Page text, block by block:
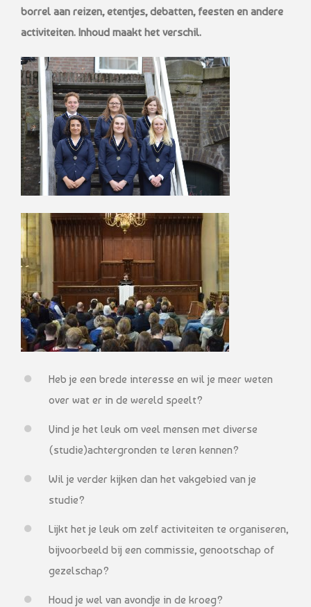
borrel aan reizen, etentjes, debatten, feesten en andere
activiteiten. Inhoud maakt het verschil.
Heb je een brede interesse en wil je meer weten
over wat er in de wereld speelt?
Vind je het leuk om veel mensen met diverse
(studie)achtergronden te leren kennen?
Wil je verder kijken dan het vakgebied van je
studie?
Lijkt het je leuk om zelf activiteiten te organiseren,
bijvoorbeeld bij een commissie, genootschap of
gezelschap?
Houd je wel van avondje in de kroeg?